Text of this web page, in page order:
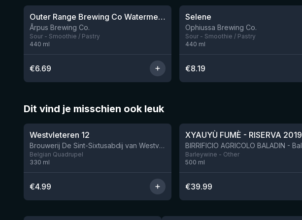
Nog 9Outer Range Brewing Co Watermelon x Mint x Lime Smoothie Sour Ale
Ārpus Brewing Co.
Sour - Smoothie / Pastry
440 ml
€6.69
Selene
Ophiussa Brewing Co.
Sour - Smoothie / Pastry
440 ml
€8.19
Dit vind je misschien ook leuk
★4.46
Westvleteren 12
Brouwerij De Sint-Sixtusabdij van Westvleteren
Belgian Quadrupel
330 ml
€4.99
XYAUYÙ FUMÈ - RISERVA 2019
Barleywine - Other
500 ml
€39.99